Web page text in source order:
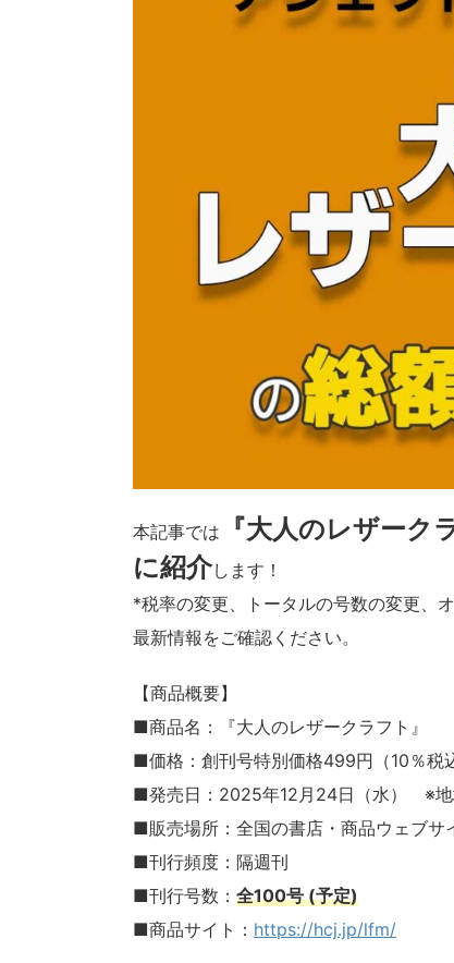
本記事では
『大人のレザー
に紹介します！
*税率の変更、トータルの号数の変更、
最新情報をご確認ください。
【商品概要】
■商品名：『大人のレザークラフト』
■価格：創刊号特別価格499円（10％税
■発売日：2025年12月24日（水） ※地
■販売場所：全国の書店・商品ウェブサ
■刊行頻度：隔週刊
■刊行号数： 全100号 (予定)
■商品サイト： https://hcj.jp/lfm/